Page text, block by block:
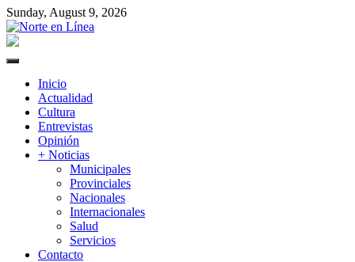
Sunday, August 9, 2026
Primary
Inicio
Actualidad
Cultura
Entrevistas
Opinión
+ Noticias
Municipales
Provinciales
Nacionales
Internacionales
Salud
Servicios
Contacto